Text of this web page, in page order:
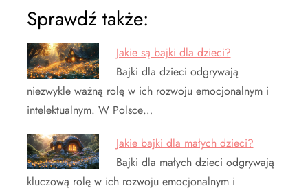
Sprawdź także:
Jakie są bajki dla dzieci?
Bajki dla dzieci odgrywają
niezwykle ważną rolę w ich rozwoju emocjonalnym i
intelektualnym. W Polsce…
Jakie bajki dla małych dzieci?
Bajki dla małych dzieci odgrywają
kluczową rolę w ich rozwoju emocjonalnym i